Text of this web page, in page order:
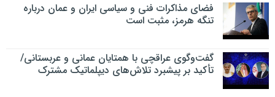
فضای مذاکرات فنی و سیاسی ایران و عمان درباره
تنگه هرمز، مثبت است
گفت‌وگوی عراقچی با همتایان عمانی و عربستانی/
تأکید بر پیشبرد تلاش‌های دیپلماتیک مشترک